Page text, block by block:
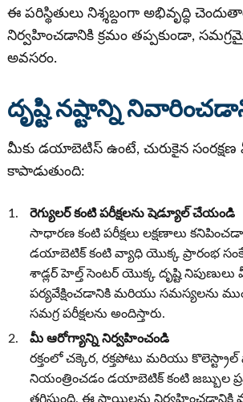
ఈ పరిస్థితులు నిశ్శబ్దంగా అభివృద్ధి
నిర్వహించడానికి క్రమం తప్పకుండా,
అవసరం.
దృష్టి నష్టాన్ని
మీకు డయాబెటిస్ ఉంటే, చురుకైన సంరక్షణ
కాపాడుతుంది:
రెగ్యులర్ కంటి పరీక్షలను షెడ్యూల్ చేయండి
సాధారణ కంటి పరీక్షలు లక్షణాలు
డయాబెటిక్ కంటి వ్యాధి యొక్క ప్రారంభ
శాడ్లర్ హెల్త్ సెంటర్ యొక్క దృష్టి
పర్యవేక్షించడానికి మరియు సమస్యలను
సమగ్ర పరీక్షలను అందిస్తారు.
మీ ఆరోగ్యాన్ని నిర్వహించండి
రక్తంలో చక్కెర, రక్తపోటు మరియు
నియంత్రించడం డయాబెటిక్ కంటి జబ్బుల
తగ్గిస్తుంది. ఈ స్థాయిలను